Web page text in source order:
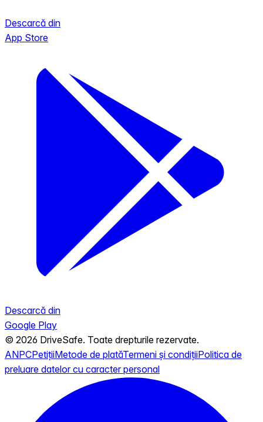
Descarcă din
App Store
Descarcă din
Google Play
© 2026 DriveSafe. Toate drepturile rezervate.
ANPCPetițiiMetode de platăTermeni și condițiiPolitica de
preluare datelor cu caracter personal